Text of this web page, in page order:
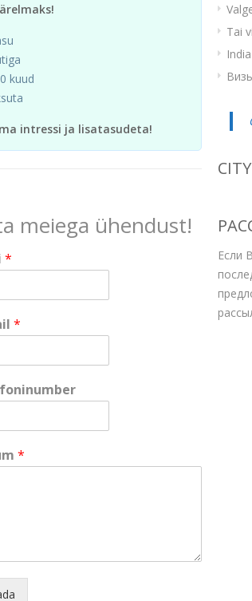
kuud
intressi ja lisatasudeta!
meiega ühendust!
*
*
*
Tai
Если